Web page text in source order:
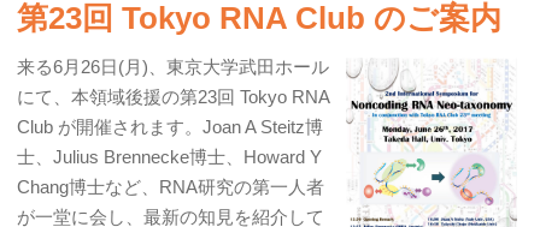
第23回 Tokyo RNA Club のご案内
来る6月26日(月)、東京大学武田ホール
にて、本領域後援の第23回 Tokyo RNA
Club が開催されます。Joan A Steitz博
士、Julius Brennecke博士、Howard Y
Chang博士など、RNA研究の第一人者
が一堂に会し、最新の知見を紹介して